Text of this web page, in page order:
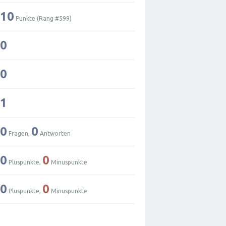
10 Punkte (Rang #599)
0
0
1
0 Fragen, 0 Antworten
0 Pluspunkte, 0 Minuspunkte
0 Pluspunkte, 0 Minuspunkte